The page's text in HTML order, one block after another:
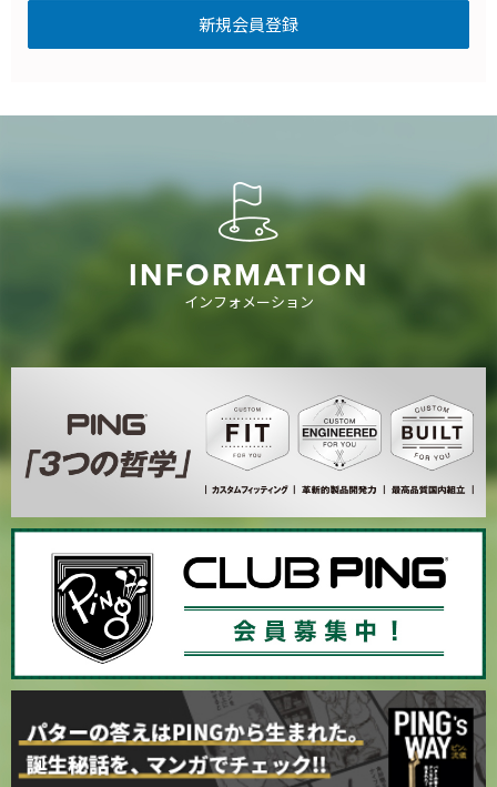
INFORMATION
インフォメーション